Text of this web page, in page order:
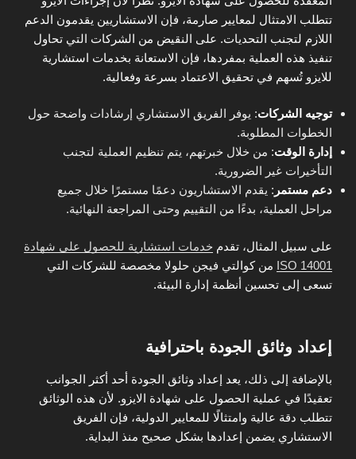
تتطلب الامتثال لمعايير صارمة، فإن الاستشاريين يقدمون الدعم
اللازم لتجنب التحديات. على النقيض من الشركات التي تحاول
تنفيذ هذه العملية بمفردها، فإن الاستعانة بخدمات استشارية
للايزو تُسهم في تحقيق الاعتماد بسرعة وفعالية.
توجيه الشركات: يوفر الفريق الاستشاري إرشادات واضحة حول
الخطوات المطلوبة.
إدارة الوقت: من خلال خبرتهم، يتم تنظيم العملية لتجنب
التأخيرات غير الضرورية.
دعم مستمر : يقدم الاستشاريون دعمًا مستمرًا خلال جميع
مراحل العملية، بدءًا من التقييم وحتى المراجعة النهائية.
على سبيل المثال، تقدم خدمات استشارية للحصول على شهادة
ISO 14001 من كوالتي فيجن حلولا مخصصة للشركات التي
تسعى إلى تحسين أنظمة إدارة البيئة.
إعداد وثائق الجودة باحترافية
بالإضافة إلى ذلك، يعد إعداد وثائق الجودة أحد أكثر الجوانب
تعقيدًا في عملية الحصول على شهادة الايزو. لأن هذه الوثائق
تتطلب دقة عالية وامتثالًا للمعايير الدولية، فإن الفريق
الاستشاري يضمن إعدادها بشكل صحيح منذ البداية.